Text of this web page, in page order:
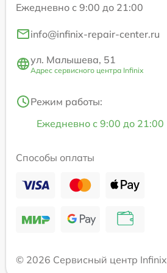
Ежедневно с 9:00 до 21:00
info@infinix-repair-center.ru
ул. Малышева, 51
Адрес сервисного центра Infinix
Режим работы:
Ежедневно с 9:00 до 21:00
Способы оплаты
© 2026 Сервисный центр Infinix